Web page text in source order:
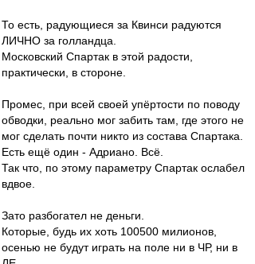
То есть, радующиеся за Квинси радуются
ЛИЧНО за голландца.
Московский Спартак в этой радости,
практически, в стороне.
Промес, при всей своей упёртости по поводу
обводки, реально мог забить там, где этого не
мог сделать почти никто из состава Спартака.
Есть ещё один - Адриано. Всё.
Так что, по этому параметру Спартак ослабел
вдвое.
Зато разбогател не деньги.
Которые, будь их хоть 100500 милионов,
осенью не будут играть на поле ни в ЧР, ни в